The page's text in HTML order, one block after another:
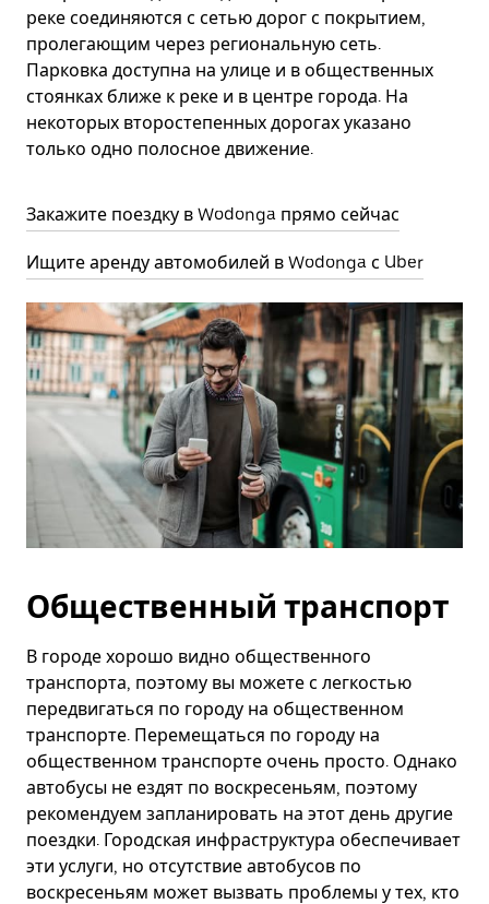
реке соединяются с сетью дорог с покрытием,
пролегающим через региональную сеть.
Парковка доступна на улице и в общественных
стоянках ближе к реке и в центре города. На
некоторых второстепенных дорогах указано
только одно полосное движение.
Закажите поездку в Wodonga прямо сейчас
Ищите аренду автомобилей в Wodonga с Uber
Общественный транспорт
В городе хорошо видно общественного
транспорта, поэтому вы можете с легкостью
передвигаться по городу на общественном
транспорте. Перемещаться по городу на
общественном транспорте очень просто. Однако
автобусы не ездят по воскресеньям, поэтому
рекомендуем запланировать на этот день другие
поездки. Городская инфраструктура обеспечивает
эти услуги, но отсутствие автобусов по
воскресеньям может вызвать проблемы у тех, кто